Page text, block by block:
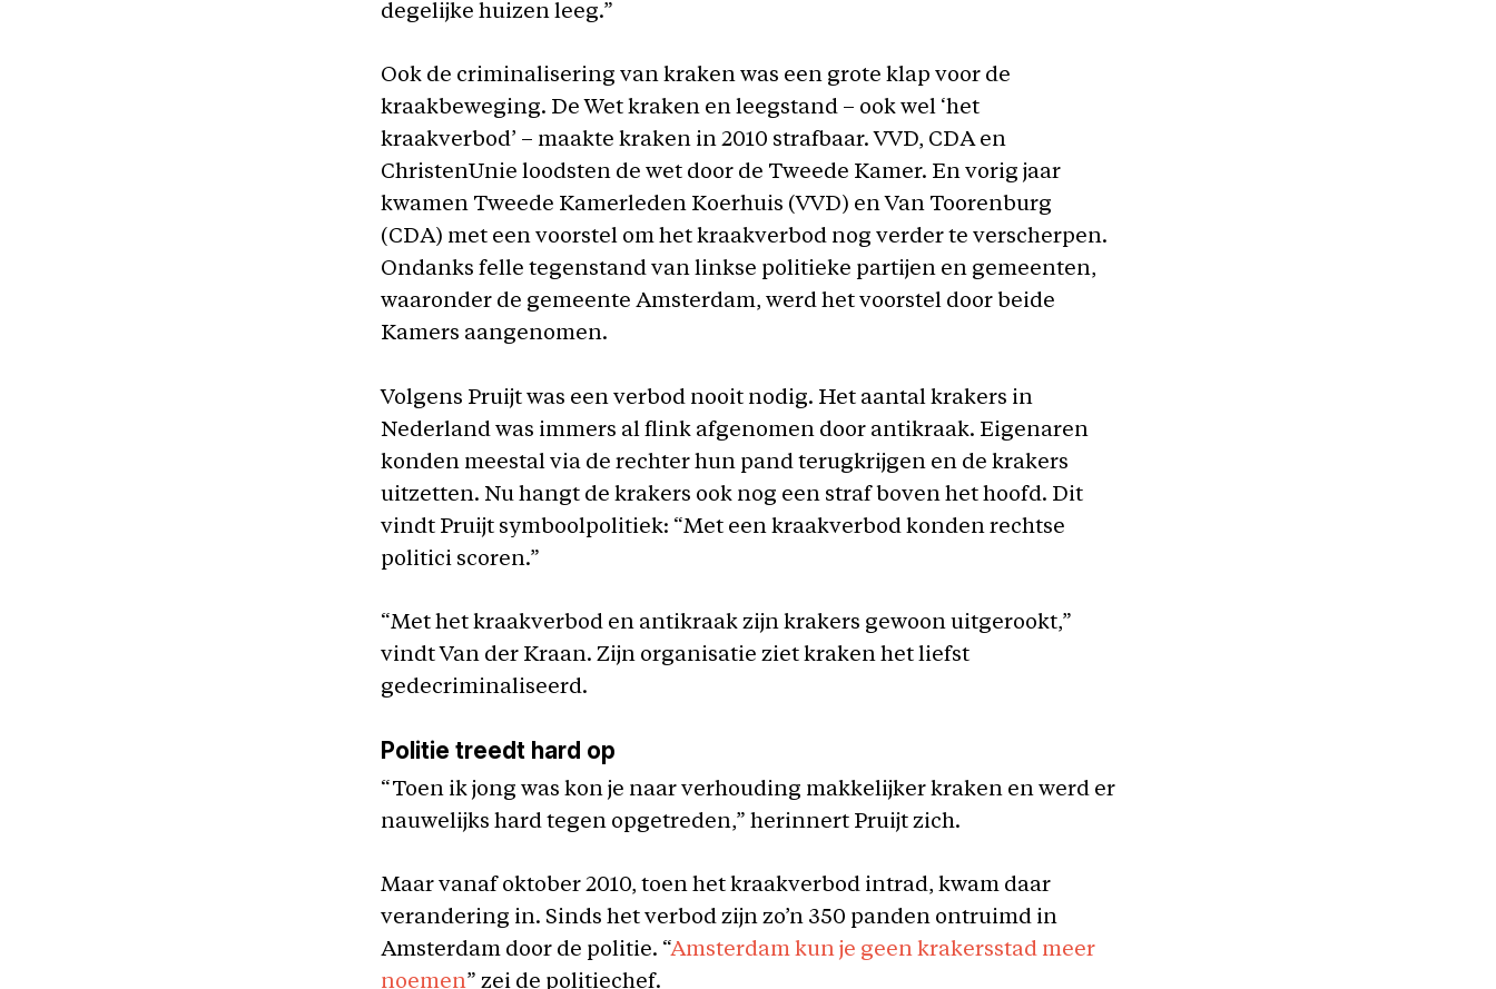
degelijke huizen leeg.”
Ook de criminalisering van kraken was een grote klap voor de
kraakbeweging. De Wet kraken en leegstand – ook wel ‘het
kraakverbod’ – maakte kraken in 2010 strafbaar. VVD, CDA en
ChristenUnie loodsten de wet door de Tweede Kamer. En vorig jaar
kwamen Tweede Kamerleden Koerhuis (VVD) en Van Toorenburg
(CDA) met een voorstel om het kraakverbod nog verder te verscherpen.
Ondanks felle tegenstand van linkse politieke partijen en gemeenten,
waaronder de gemeente Amsterdam, werd het voorstel door beide
Kamers aangenomen.
Volgens Pruijt was een verbod nooit nodig. Het aantal krakers in
Nederland was immers al flink afgenomen door antikraak. Eigenaren
konden meestal via de rechter hun pand terugkrijgen en de krakers
uitzetten. Nu hangt de krakers ook nog een straf boven het hoofd. Dit
vindt Pruijt symboolpolitiek: “Met een kraakverbod konden rechtse
politici scoren.”
“Met het kraakverbod en antikraak zijn krakers gewoon uitgerookt,”
vindt Van der Kraan. Zijn organisatie ziet kraken het liefst
gedecriminaliseerd.
Politie treedt hard op
“Toen ik jong was kon je naar verhouding makkelijker kraken en werd er
nauwelijks hard tegen opgetreden,” herinnert Pruijt zich.
Maar vanaf oktober 2010, toen het kraakverbod intrad, kwam daar
verandering in. Sinds het verbod zijn zo’n 350 panden ontruimd in
Amsterdam door de politie. “Amsterdam kun je geen krakersstad meer
noemen” zei de politiechef.